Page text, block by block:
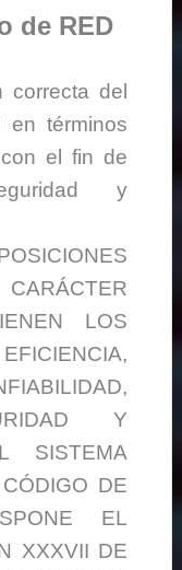
de RED
correcta del
en términos
el fin de
y
LOS
Y
SISTEMA
DE
EL
XXXVII DE